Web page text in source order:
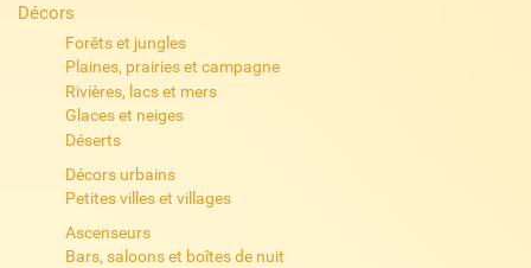
Décors
Forêts et jungles
Plaines, prairies et campagne
Rivières, lacs et mers
Glaces et neiges
Déserts
Décors urbains
Petites villes et villages
Ascenseurs
Bars, saloons et boîtes de nuit